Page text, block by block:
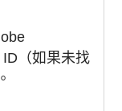
（如果未找